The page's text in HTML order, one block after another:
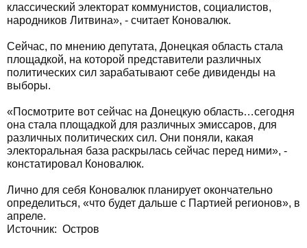
классический электорат коммунистов, социалистов,
народников Литвина», - считает Коновалюк.
Сейчас, по мнению депутата, Донецкая область стала
площадкой, на которой представители различных
политических сил зарабатывают себе дивиденды на
выборы.
«Посмотрите вот сейчас на Донецкую область…сегодня
она стала площадкой для различных эмиссаров, для
различных политических сил. Они поняли, какая
электоральная база раскрылась сейчас перед ними», -
констатировал Коновалюк.
Лично для себя Коновалюк планирует окончательно
определиться, «что будет дальше с Партией регионов», в
апреле.
Источник: Остров